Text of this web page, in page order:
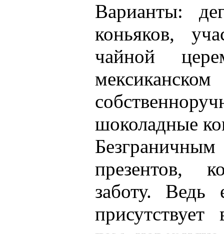
Варианты:
коньяков,
чайной
шоколадные
Безграничным
презентов,
заботу. Ведь